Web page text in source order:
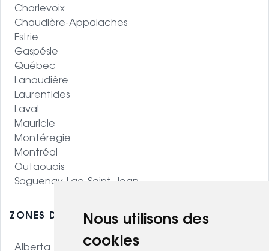
Nous utilisons des
cookies
Charlevoix
Chaudière-Appalaches
Estrie
Gaspésie
Québec
Lanaudière
Laurentides
Laval
Mauricie
Montéregie
Montréal
Outaouais
Saguenay-Lac-Saint-Jean
ZONES DESSERVIES - OUEST CANADIEN
Alberta